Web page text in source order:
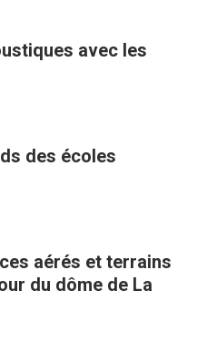
avec les
des écoles
aérés et terrains
du dôme de La